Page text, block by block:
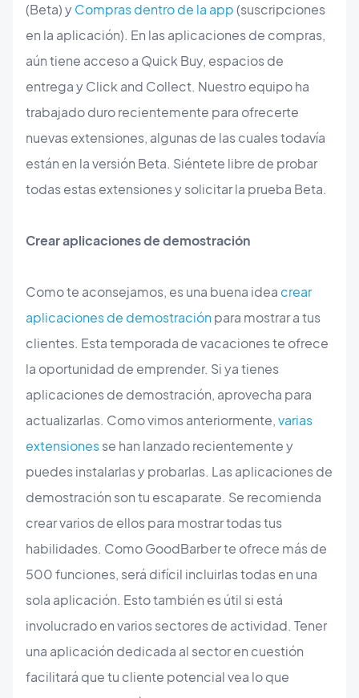
(Beta) yCompras dentro de la app(suscripciones
en la aplicación). En las aplicaciones de compras,
aún tiene acceso a Quick Buy, espacios de
entrega y Click and Collect. Nuestro equipo ha
trabajado duro recientemente para ofrecerte
nuevas extensiones, algunas de las cuales todavía
están en la versión Beta. Siéntete libre de probar
todas estas extensiones y solicitar la prueba Beta.
Crear aplicaciones de demostración
Como te aconsejamos, es una buena idea crear
aplicaciones de demostraciónpara mostrar a tus
clientes. Esta temporada de vacaciones te ofrece
la oportunidad de emprender. Si ya tienes
aplicaciones de demostración, aprovecha para
actualizarlas. Como vimos anteriormente,varias
extensionesse han lanzado recientemente y
puedes instalarlas y probarlas. Las aplicaciones de
demostración son tu escaparate. Se recomienda
crear varios de ellos para mostrar todas tus
habilidades. Como GoodBarber te ofrece más de
500 funciones, será difícil incluirlas todas en una
sola aplicación. Esto también es útil si está
involucrado en varios sectores de actividad. Tener
una aplicación dedicada al sector en cuestión
facilitará que tu cliente potencial vea lo que